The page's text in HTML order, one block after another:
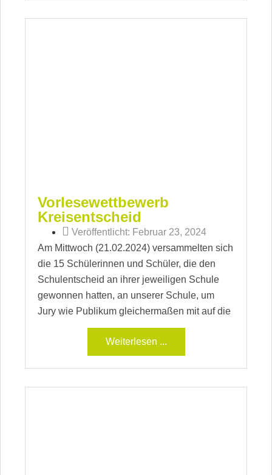
Vorlesewettbewerb
Kreisentscheid
Veröffentlicht: Februar 23, 2024
Am Mittwoch (21.02.2024) versammelten sich
die 15 Schülerinnen und Schüler, die den
Schulentscheid an ihrer jeweiligen Schule
gewonnen hatten, an unserer Schule, um
Jury wie Publikum gleichermaßen mit auf die
Weiterlesen ...